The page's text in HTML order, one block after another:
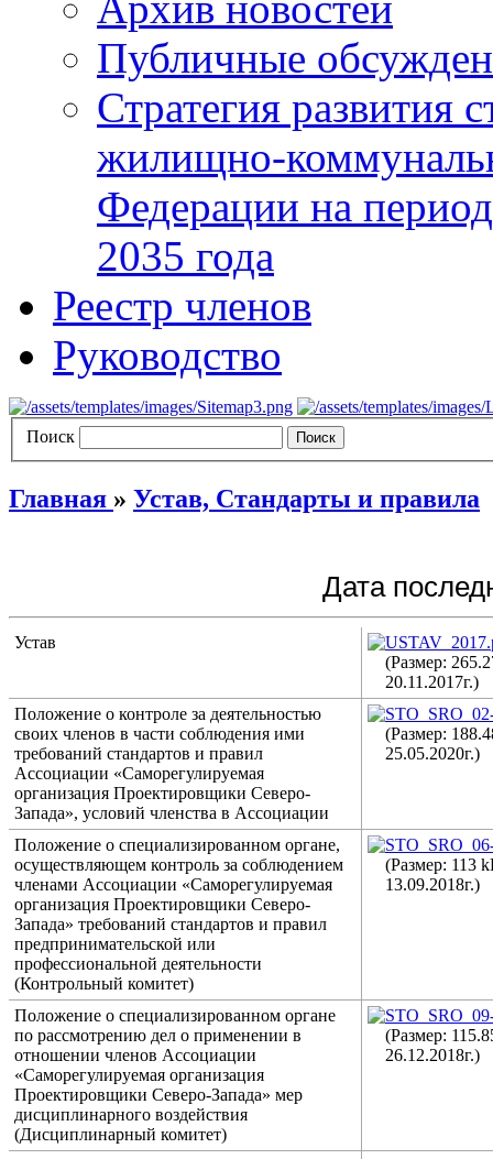
Публичные
Стратегия развития
жилищно-
Федерации на
2035 года
Реестр членов
Руководство
Поиск
Главная » Устав, Стандарты и правила
Дата
Устав
(Размер:
20.11.2017г.)
Положение о контроле за деятельностью
своих членов в части соблюдения ими
требований стандартов и правил
Ассоциации «Саморегулируемая
организация Проектировщики Северо-
Запада», условий членства в Ассоциации
(Размер:
25.05.2020г.)
Положение о специализированном органе,
осуществляющем контроль за соблюдением
членами Ассоциации «Саморегулируемая
организация Проектировщики Северо-
Запада» требований стандартов и правил
предпринимательской или
профессиональной деятельности
(Контрольный комитет)
(Размер: 113
13.09.2018г.)
Положение о специализированном органе
по рассмотрению дел о применении в
отношении членов Ассоциации
«Саморегулируемая организация
Проектировщики Северо-Запада» мер
дисциплинарного воздействия
(Дисциплинарный комитет)
(Размер:
26.12.2018г.)